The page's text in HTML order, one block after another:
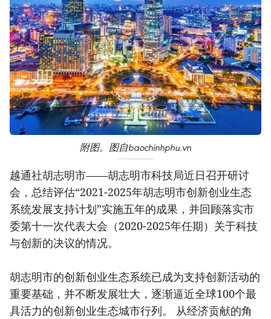
附图。图自baochinhphu.vn
越通社胡志明市——胡志明市科技局近日召开研讨
会，总结评估“2021-2025年胡志明市创新创业生态
系统发展支持计划”实施五年的成果，并回顾落实市
委第十一次代表大会（2020-2025年任期）关于科技
与创新的决议的情况。
胡志明市的创新创业生态系统已成为支持创新活动的
重要基础，并不断发展壮大，逐渐逼近全球100个最
具活力的创新创业生态城市行列。 从经济贡献的角